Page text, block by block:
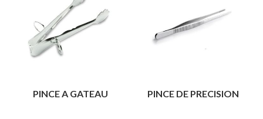
PINCE A GATEAU PINCE DE PRECISION